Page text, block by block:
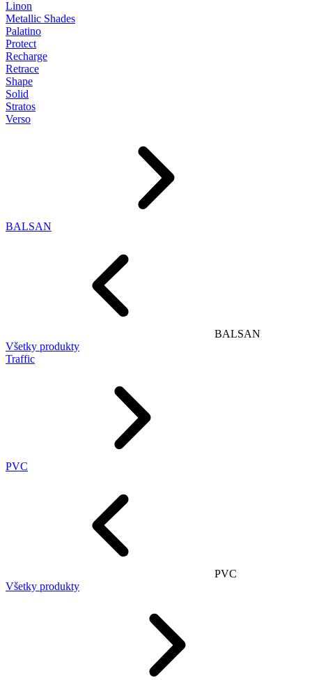
Linon
Metallic Shades
Palatino
Protect
Recharge
Retrace
Shape
Solid
Stratos
Verso
BALSAN
BALSAN
Všetky produkty
Traffic
PVC
PVC
Všetky produkty